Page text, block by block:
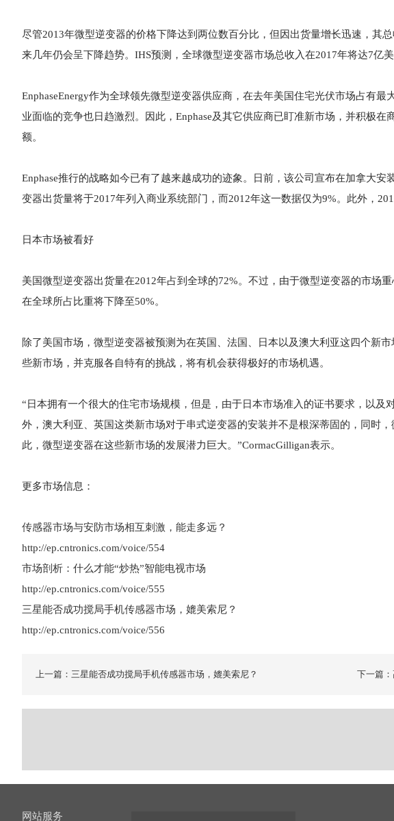
尽管2013年微型逆变器的价格下降达到两位数百分比，但因出货量增长迅速，其
来几年仍会呈下降趋势。IHS预测，全球微型逆变器市场总收入在2017年将达7亿美
EnphaseEnergy作为全球领先微型逆变器供应商，在去年美国住宅光伏市场占有
业面临的竞争也日趋激烈。因此，Enphase及其它供应商已盯准新市场，并积极
额。
Enphase推行的战略如今已有了越来越成功的迹象。日前，该公司宣布在加拿大
变器出货量将于2017年列入商业系统部门，而2012年这一数据仅为9%。此外，
日本市场被看好
美国微型逆变器出货量在2012年占到全球的72%。不过，由于微型逆变器的市场
在全球所占比重将下降至50%。
除了美国市场，微型逆变器被预测为在英国、法国、日本以及澳大利亚这四个新
些新市场，并克服各自特有的挑战，将有机会获得极好的市场机遇。
“日本拥有一个很大的住宅市场规模，但是，由于日本市场准入的证书要求，以
外，澳大利亚、英国这类新市场对于串式逆变器的安装并不是根深蒂固的，同时
此，微型逆变器在这些新市场的发展潜力巨大。”CormacGilligan表示。
更多市场信息：
传感器市场与安防市场相互刺激，能走多远？
http://ep.cntronics.com/voice/554
市场剖析：什么才能“炒热”智能电视市场
http://ep.cntronics.com/voice/555
三星能否成功搅局手机传感器市场，媲美索尼？
http://ep.cntronics.com/voice/556
上一篇：三星能否成功搅局手机传感器市场，媲美索尼？ 下一篇
网站服务